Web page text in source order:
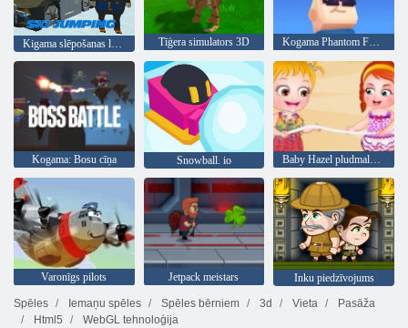
Tīģera simulators 3D Kogama Phantom Force
Kogama: Bosu cīņa Snowball. io Baby Hazel pludmales ballīte
Varonīgs pilots Jetpack meistars
Inku piedzīvojums
Spēles
Iemaņu spēles Spēles bērniem 3d Vieta
Pasāža
Html5
WebGL tehnoloģija